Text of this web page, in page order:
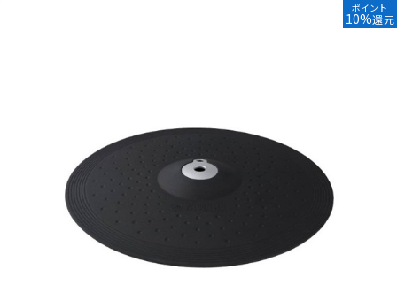
キーボード
管楽器 その他楽器
ポイント
10%還元